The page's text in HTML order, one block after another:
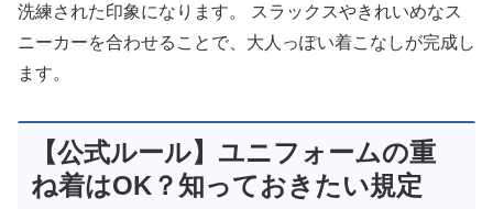
洗練された印象になります。 スラックスやきれいめなス
ニーカーを合わせることで、大人っぽい着こなしが完成し
ます。
【公式ルール】ユニフォームの重
ね着はOK？知っておきたい規定